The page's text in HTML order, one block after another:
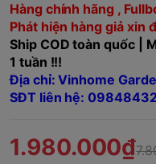
Hàng chính hãng ,
Phát hiện hàng giả xin
Ship COD toàn quốc |
1 tuần !!!
Địa chỉ: Vinhome
SĐT liên hệ:
1.980.000₫